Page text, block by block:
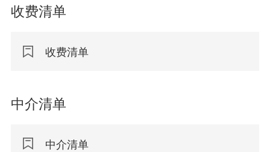
收费清单
收费清单
中介清单
中介清单